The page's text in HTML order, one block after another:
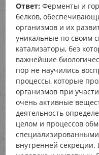
Ответ: Ферменты и
белков,
организмов и их
уникальные по своим
катализаторы, без
важнейшие
пор не научились
процессы, которые
организмов при
очень активные
деятельность
целом и процессов
внутренней секреции.